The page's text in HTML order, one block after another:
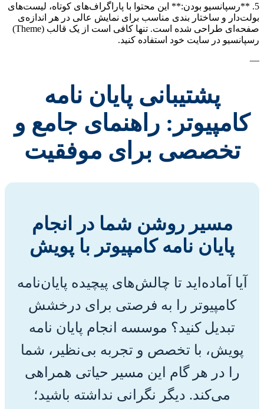
5. **رسپانسیو بودن:** این محتوا با پاراگراف‌های کوتاه، لیست‌های
بولت‌دار و ساختار بندی مناسب برای نمایش عالی در هر اندازه‌ی
صفحه‌ای طراحی شده است. تنها کافی است از یک قالب (Theme)
رسپانسیو در سایت خود استفاده کنید.
—
پشتیبانی پایان نامه
کامپیوتر: راهنمای جامع و
تخصصی برای موفقیت
مسیر روشن شما در انجام
پایان نامه کامپیوتر با پویش
آیا آماده‌اید تا چالش‌های پیچیده پایان‌نامه
کامپیوتر را به فرصتی برای درخشش
تبدیل کنید؟ موسسه انجام پایان نامه
پویش، با تخصص و تجربه بی‌نظیر، شما
را در هر گام این مسیر حیاتی همراهی
می‌کند. دیگر نگرانی نداشته باشید؛